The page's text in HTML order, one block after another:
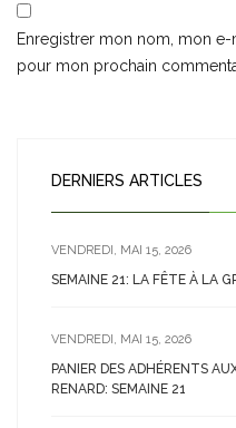
Enregistrer mon nom, mon
pour mon prochain
DERNIERS ARTICLES
VENDREDI, MAI 15, 2026
SEMAINE 21: LA FÊTE À LA
VENDREDI, MAI 15, 2026
PANIER DES ADHÉRENTS
RENARD: SEMAINE 21